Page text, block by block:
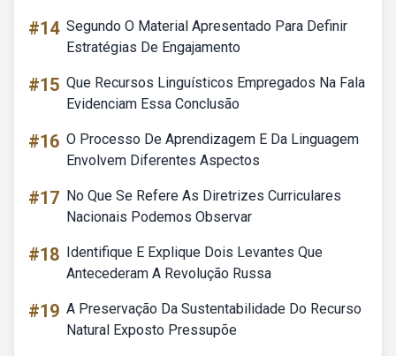
#14 Segundo O Material Apresentado Para Definir
Estratégias De Engajamento
#15 Que Recursos Linguísticos Empregados Na Fala
Evidenciam Essa Conclusão
#16 O Processo De Aprendizagem E Da Linguagem
Envolvem Diferentes Aspectos
#17 No Que Se Refere As Diretrizes Curriculares
Nacionais Podemos Observar
#18 Identifique E Explique Dois Levantes Que
Antecederam A Revolução Russa
#19 A Preservação Da Sustentabilidade Do Recurso
Natural Exposto Pressupõe